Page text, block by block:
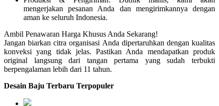
mengerjakan pesanan Anda dan mengirimkannya dengan
aman ke seluruh Indonesia.
Ambil Penawaran Harga Khusus Anda Sekarang!
Jangan biarkan citra organisasi Anda dipertaruhkan dengan kualitas
konveksi yang tidak jelas. Pastikan Anda mendapatkan produk
original langsung dari tangan pertama yang sudah terbukti
berpengalaman lebih dari 11 tahun.
Desain Baju Terbaru Terpopuler